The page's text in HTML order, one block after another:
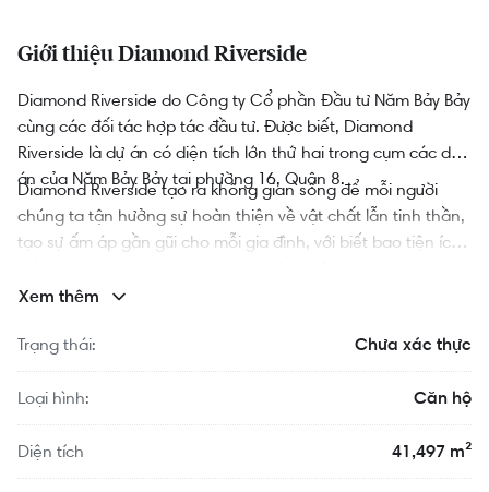
Giới thiệu Diamond Riverside
Diamond Riverside do Công ty Cổ phần Đầu tư Năm Bảy Bảy
cùng các đối tác hợp tác đầu tư. Được biết, Diamond
Riverside là dự án có diện tích lớn thứ hai trong cụm các dự
án của Năm Bảy Bảy tại phường 16, Quận 8.
Diamond Riverside tạo ra không gian sống để mỗi người
chúng ta tận hưởng sự hoàn thiện về vật chất lẫn tinh thần,
tạo sự ấm áp gần gũi cho mỗi gia đình, với biết bao tiện ích
nhập vào nhịp đập con tim từng gia đình, từng con người,
Riverside.
Xem thêm
Trạng thái: Chưa xác thực
Loại hình: Căn hộ
Diện tích 41,497 m²